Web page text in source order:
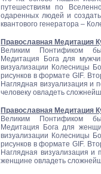
путешествиям по
одаренных людей и
квантового генератора –
Православная Медитация
Великим Понтификом
Медитация Бога для
визуализации Колесницы
рисунков в формате GIF.
Наглядная визуализация и
человеку овладеть
Православная Медитация
Великим Понтификом
Медитация Бога для
визуализации Колесницы
рисунков в формате GIF.
Наглядная визуализация и
женщине овладеть